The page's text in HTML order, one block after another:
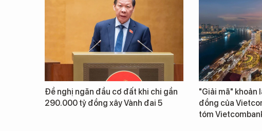
Đề nghị ngăn đầu cơ đất khi chi gần
290.000 tỷ đồng xây Vành đai 5
"Giải mã" khoản
đồng của
tóm